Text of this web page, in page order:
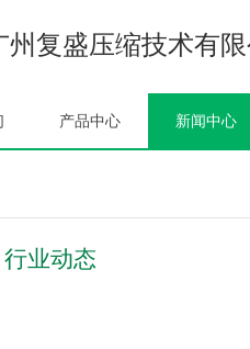
州复盛压缩技术有限
产品中心 新闻中心
行业动态